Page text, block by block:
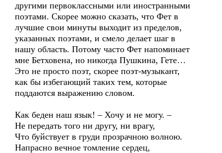
другими первоклассными или иностранными
поэтами. Скорее можно сказать, что Фет в
лучшие свои минуты выходит из пределов,
указанных поэтами, и смело делает шаг в
нашу область. Потому часто Фет напоминает
мне Бетховена, но никогда Пушкина, Гете…
Это не просто поэт, скорее поэт-музыкант,
как бы избегающий таких тем, которые
поддаются выражению словом.
Как беден наш язык! – Хочу и не могу. –
Не передать того ни другу, ни врагу,
Что буйствует в груди прозрачною волною.
Напрасно вечное томление сердец,